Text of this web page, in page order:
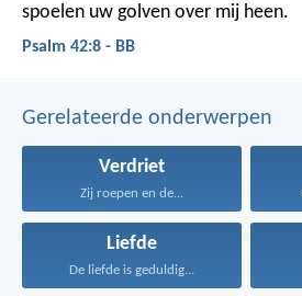
spoelen uw golven over mij heen.
Psalm 42:8 - BB
Gerelateerde onderwerpen
Verdriet
Zij roepen en de...
Liefde
De liefde is geduldig...